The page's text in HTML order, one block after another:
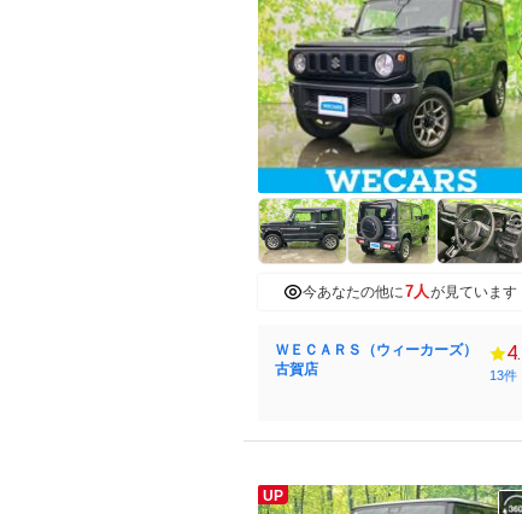
今あなたの他に7人 が見ています
ＷＥＣＡＲＳ（ウィーカーズ）
古賀店
13件
UP